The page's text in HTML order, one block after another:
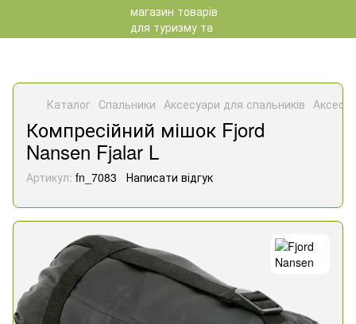
Каталог Спальники Аксесуари для спальників
Компресійний мішок Fjord
Nansen Fjalar L
Артикул: fn_7083 Написати відгук